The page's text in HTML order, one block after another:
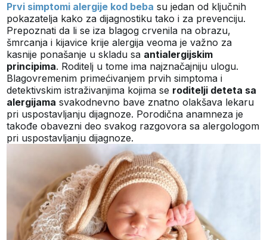
Prvi simptomi alergije kod beba su jedan od ključnih
pokazatelja kako za dijagnostiku tako i za prevenciju.
Prepoznati da li se iza blagog crvenila na obrazu,
šmrcanja i kijavice krije alergija veoma je važno za
kasnije ponašanje u skladu sa antialergijskim
principima. Roditelj u tome ima najznačajniju ulogu.
Blagovremenim primećivanjem prvih simptoma i
detektivskim istraživanjima kojima se roditelji deteta sa
alergijama svakodnevno bave znatno olakšava lekaru
pri uspostavljanju dijagnoze. Porodična anamneza je
takođe obavezni deo svakog razgovora sa alergologom
pri uspostavljanju dijagnoze.